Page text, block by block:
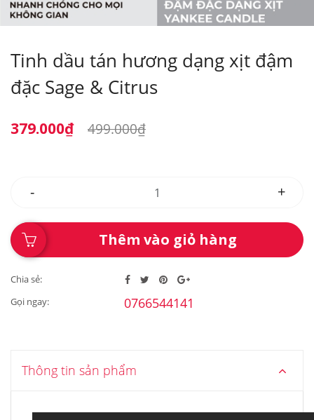
Tinh dầu tán hương dạng xịt đậm
đặc Sage & Citrus
379.000₫ 499.000₫
- +
Thêm vào giỏ hàng
Chia sẻ:
Gọi ngay:
0766544141
Thông tin sản phẩm